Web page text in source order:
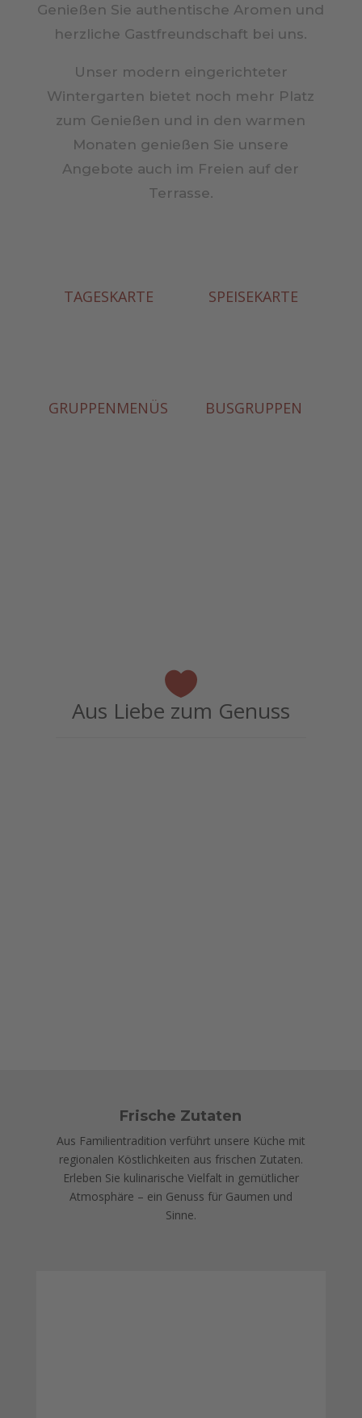
Genießen Sie authentische Aromen und
herzliche Gastfreundschaft bei uns.
Unser modern eingerichteter
Wintergarten bietet noch mehr Platz
zum Genießen und in den warmen
Monaten genießen Sie unsere
Angebote auch im Freien auf der
Terrasse.
TAGESKARTE SPEISEKARTE
GRUPPENMENÜS BUSGRUPPEN

Aus Liebe zum Genuss
Frische Zutaten
Aus Familientradition verführt unsere Küche mit
regionalen Köstlichkeiten aus frischen Zutaten.
Erleben Sie kulinarische Vielfalt in gemütlicher
Atmosphäre – ein Genuss für Gaumen und
Sinne.